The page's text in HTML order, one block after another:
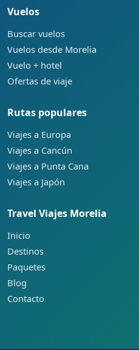
Vuelos
Buscar vuelos
Vuelos desde Morelia
Vuelo + hotel
Ofertas de viaje
Rutas populares
Viajes a Europa
Viajes a Cancún
Viajes a Punta Cana
Viajes a Japón
Travel Viajes Morelia
Inicio
Destinos
Paquetes
Blog
Contacto